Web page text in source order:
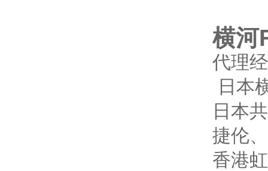
横河
代理
日本
日本
捷伦
香港